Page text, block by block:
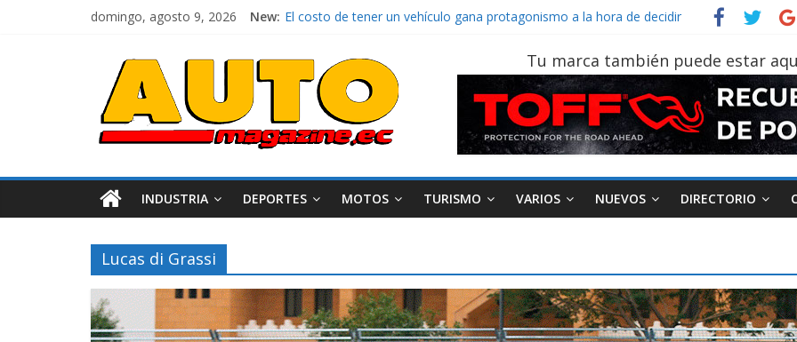
domingo, agosto 9, 2026 New: La FEDAK recibe 12 Sinotruk Bolden para cubrir las rutas de La Vuelta
Mercado automotor ecuatoriano creció un 28% en julio de 2026
¿Qué puede pasar con tu vehículo si permanece varios días sin usar?
La Vuelta al Ecuador 2026, edición 47ª, recorre 7 provincias en 8 días
Tu marca también puede estar
INDUSTRIA DEPORTES MOTOS TURISMO VARIOS NUEVOS DIRECTORIO
Lucas di Grassi